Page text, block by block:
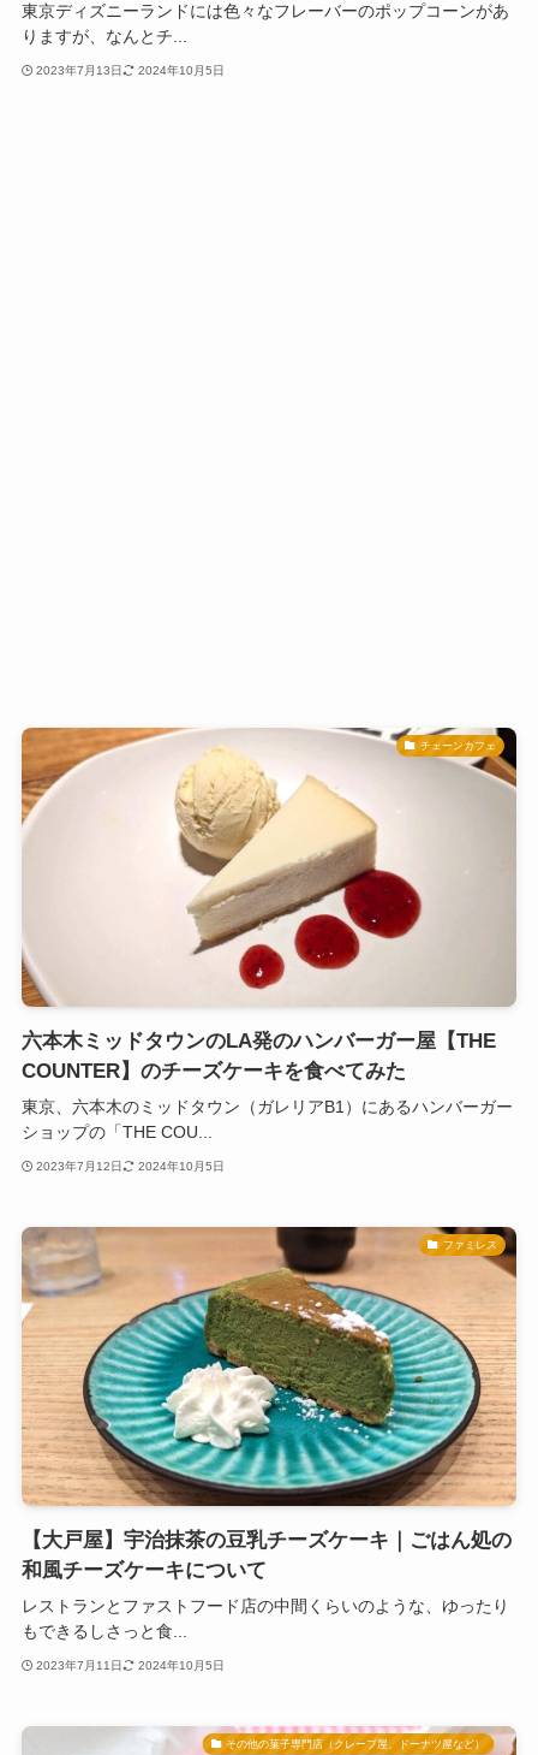
東京ディズニーランドには色々なフレーバーのポップコーンがあ
りますが、なんとチ...
2023年7月13日 2024年10月5日
チェーンカフェ
六本木ミッドタウンのLA発のハンバーガー屋【THE
COUNTER】のチーズケーキを食べてみた
東京、六本木のミッドタウン（ガレリアB1）にあるハンバーガー
ショップの「THE COU...
2023年7月12日 2024年10月5日
ファミレス
【大戸屋】宇治抹茶の豆乳チーズケーキ｜ごはん処の
和風チーズケーキについて
レストランとファストフード店の中間くらいのような、ゆったり
もできるしさっと食...
2023年7月11日 2024年10月5日
その他の菓子専門店（クレープ屋、ドーナツ屋など）